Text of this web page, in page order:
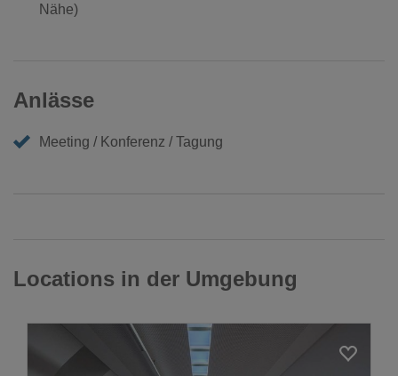
Nähe)
Anlässe
Meeting / Konferenz / Tagung
Locations in der Umgebung